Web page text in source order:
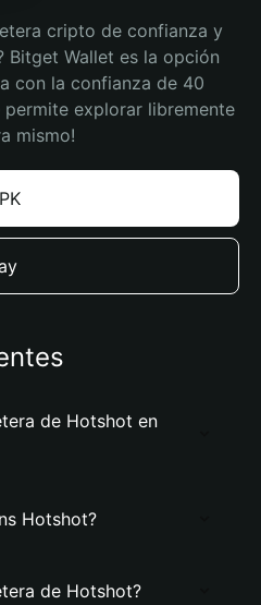
cripto de confianza y
Bitget Wallet es la opción
con la confianza de 40
explorar libremente
mismo!
de Hotshot en
Hotshot?
de Hotshot?